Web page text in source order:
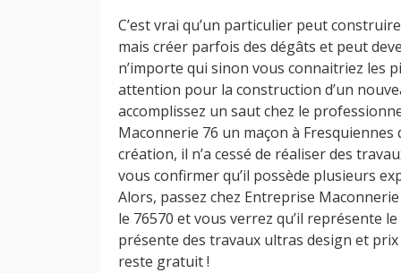
C’est vrai qu’un particulier peut
mais créer parfois des dégâts et peut
n’importe qui sinon vous connaitriez les
attention pour la construction d’un
accomplissez un saut chez le
Maconnerie 76 un maçon à Fresquiennes
création, il n’a cessé de réaliser des
vous confirmer qu’il possède plusieurs
Alors, passez chez Entreprise
le 76570 et vous verrez qu’il représente
présente des travaux ultras design et
reste gratuit !